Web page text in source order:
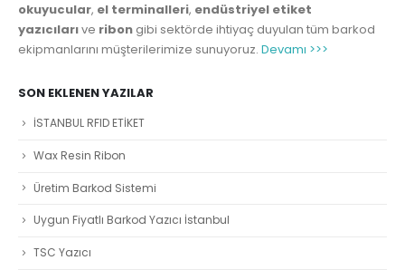
okuyucular, el terminalleri, endüstriyel etiket
yazıcılarıve ribon gibi sektörde ihtiyaç duyulan tüm barkod
ekipmanlarını müşterilerimize sunuyoruz. Devamı >>>
SON EKLENEN YAZILAR
İSTANBUL RFID ETİKET
Wax Resin Ribon
Üretim Barkod Sistemi
Uygun Fiyatlı Barkod Yazıcı İstanbul
TSC Yazıcı